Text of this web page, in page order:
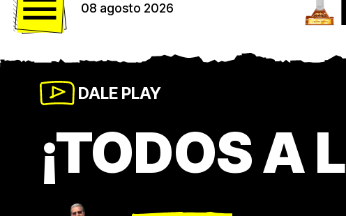
08 agosto 2026
DALE PLAY
¡TODOS A